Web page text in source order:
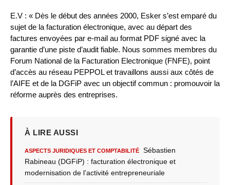
E.V : « Dès le début des années 2000, Esker s’est emparé du
sujet de la facturation électronique, avec au départ des
factures envoyées par e-mail au format PDF signé avec la
garantie d’une piste d’audit fiable. Nous sommes membres du
Forum National de la Facturation Electronique (FNFE), point
d’accès au réseau PEPPOL et travaillons aussi aux côtés de
l’AIFE et de la DGFiP avec un objectif commun : promouvoir la
réforme auprès des entreprises.
À LIRE AUSSI
ASPECTS JURIDIQUES ET COMPTABILITÉ
Sébastien
Rabineau (DGFiP) : facturation électronique et
modernisation de l’activité entrepreneuriale